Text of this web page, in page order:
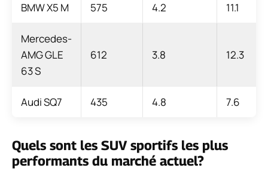
BMW X5 M 575 4.2 11.1
Mercedes-
AMG GLE
63 S
612 3.8 12.3
Audi SQ7 435 4.8 7.6
Quels sont les SUV sportifs les plus
performants du marché actuel?